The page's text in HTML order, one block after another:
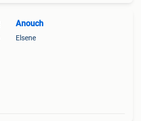
Anouch
Elsene